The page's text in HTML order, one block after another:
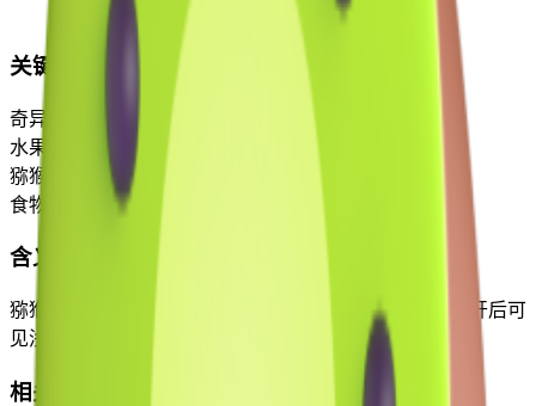
食物与饮料
关键词
奇异果
水果
猕猴桃
食物
含义
猕猴桃，或称中华猕猴桃，带有毛茸茸的棕色外皮，切开后可
见浅绿色果肉、白色果心和黑色种子。
相关 Emoji